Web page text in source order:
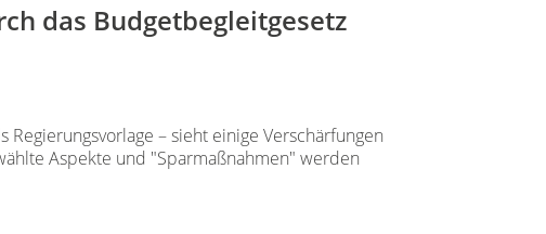
das Budgetbegleitgesetz
– sieht einige Verschärfungen
Aspekte und "Sparmaßnahmen" werden